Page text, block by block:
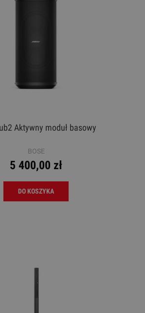
Aktywny moduł basowy
BOSE
5 400,00 zł
DO KOSZYKA